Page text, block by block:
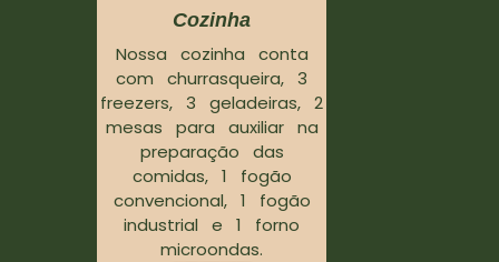
Cozinha
Nossa cozinha conta
com churrasqueira, 3
freezers, 3 geladeiras, 2
mesas para auxiliar na
preparação das
comidas, 1 fogão
convencional, 1 fogão
industrial e 1 forno
microondas.